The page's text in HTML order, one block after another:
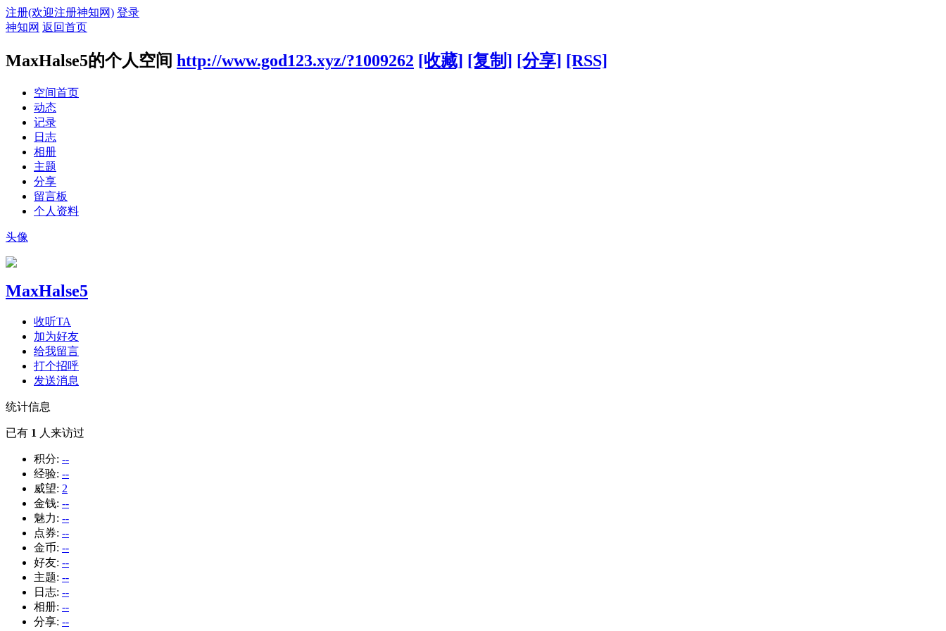
注册(欢迎注册神知网) 登录
神知网 返回首页
MaxHalse5的个人空间 http://www.god123.xyz/?1009262 [收藏] [复制] [分享] [RSS]
空间首页
动态
记录
日志
相册
主题
分享
留言板
个人资料
头像
MaxHalse5
收听TA
加为好友
给我留言
打个招呼
发送消息
统计信息
已有 1 人来访过
积分: --
经验: --
威望: 2
金钱: --
魅力: --
点券: --
金币: --
好友: --
主题: --
日志: --
相册: --
分享: --